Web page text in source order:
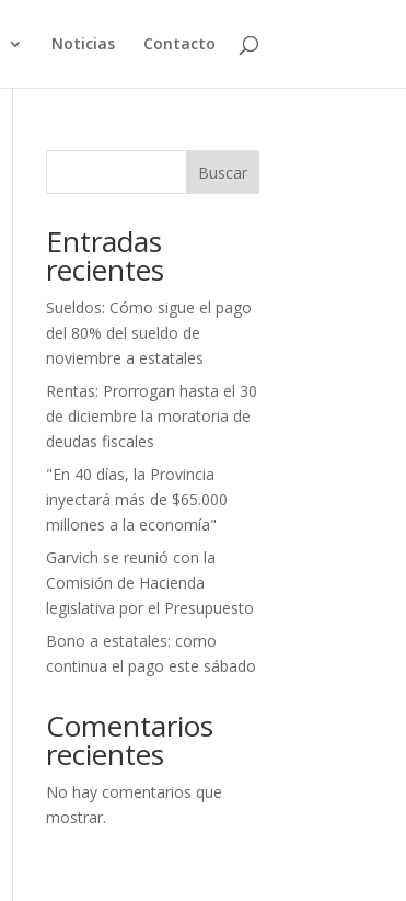
Noticias Contacto
Buscar
Entradas
recientes
Sueldos: Cómo sigue el pago
del 80% del sueldo de
noviembre a estatales
Rentas: Prorrogan hasta el 30
de diciembre la moratoria de
deudas fiscales
"En 40 días, la Provincia
inyectará más de $65.000
millones a la economía"
Garvich se reunió con la
Comisión de Hacienda
legislativa por el Presupuesto
Bono a estatales: como
continua el pago este sábado
Comentarios
recientes
No hay comentarios que
mostrar.